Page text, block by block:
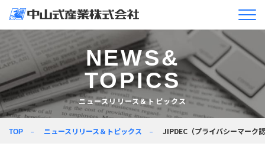
ニュースリリース＆トピックス
製品情報
NEWS&
TOPICS
ニュースリリース＆トピックス
TOP ニュースリリース＆トピックス JIPDEC（プライバシーマーク